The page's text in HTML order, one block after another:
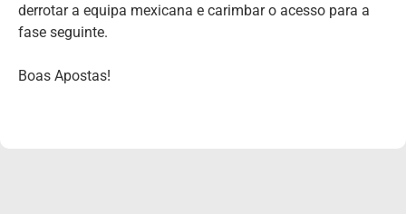
derrotar a equipa mexicana e carimbar o acesso para a
fase seguinte.
Boas Apostas!